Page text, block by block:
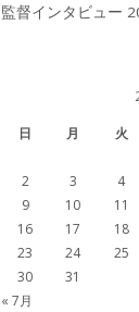
監督インタビュー
日 月 火
2
3 4
9
10 11
16
17 18
23
24 25
30
31
« 7月